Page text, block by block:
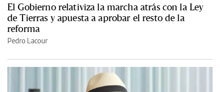
El Gobierno relativiza la marcha atrás con la Ley
de Tierras y apuesta a aprobar el resto de la
reforma
Pedro Lacour